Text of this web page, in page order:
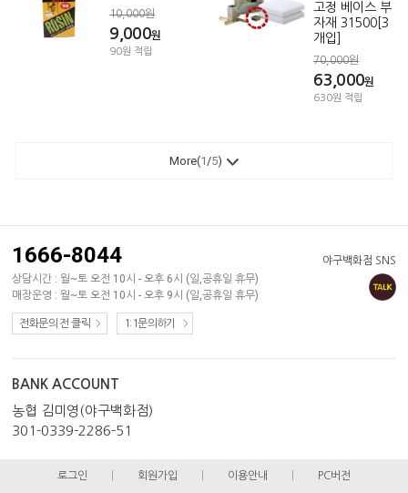
10,000원
9,000원
90원 적립
고정 베이스 부
자재 31500[3
개입]
70,000원
63,000원
630원 적립
More(1/5)
야구백화점 SNS
1666-8044
상담시간 : 월~토 오전 10시 - 오후 6시 (일,공휴일 휴무)
매장운영 : 월~토 오전 10시 - 오후 9시 (일,공휴일 휴무)
전화문의 전 클릭 1:1문의하기
BANK ACCOUNT
농협 김미영(야구백화점)
301-0339-2286-51
로그인 회원가입 이용안내 PC버전